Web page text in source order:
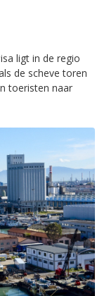
ligt in de regio
de scheve toren
toeristen naar